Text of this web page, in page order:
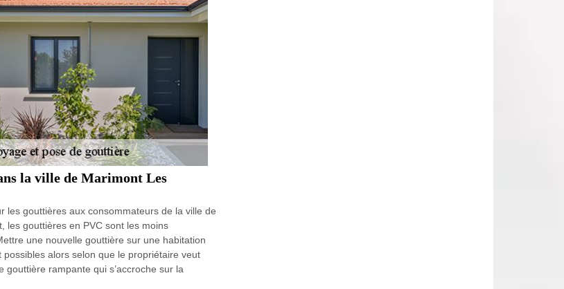
la ville de Marimont Les
les gouttières aux consommateurs de la ville de
les gouttières en PVC sont les moins
une nouvelle gouttière sur une habitation
alors selon que le propriétaire veut
rampante qui s’accroche sur la